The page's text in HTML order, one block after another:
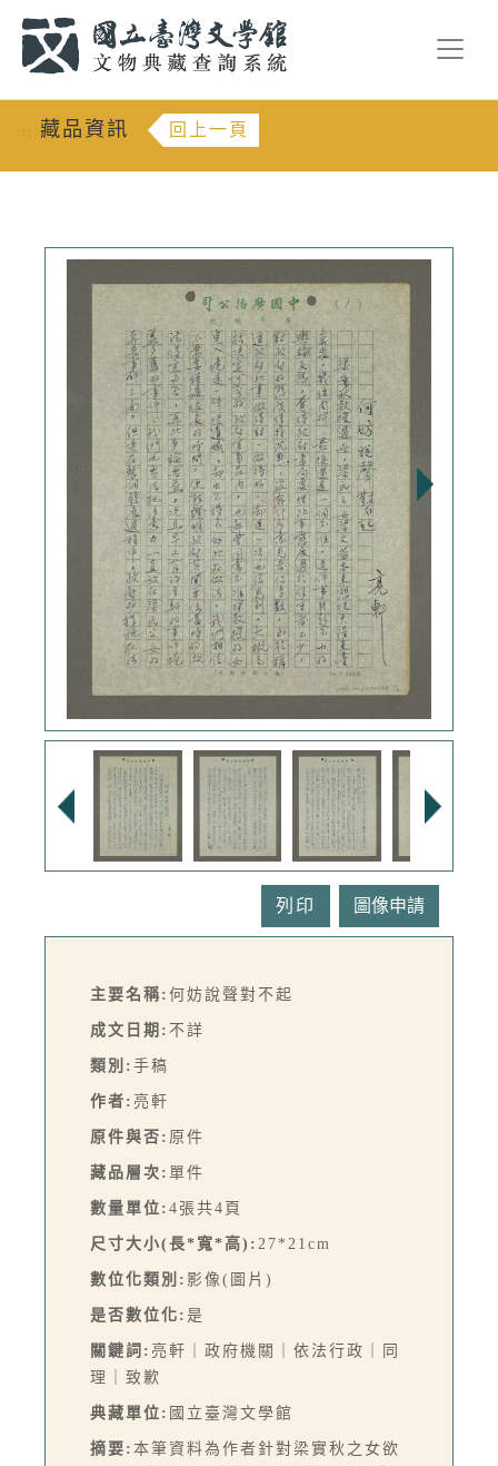
::: 藏品資訊 回上一頁
列印
主要名稱: 何妨說聲對不起
成文日期: 不詳
類別: 手稿
作者: 亮軒
原件與否: 原件
藏品層次: 單件
數量單位: 4張共4頁
尺寸大小(長*寬*高): 27*21cm
數位化類別: 影像(圖片)
是否數位化: 是
關鍵詞: 亮軒｜政府機關｜依法行政｜同
理｜致歉
典藏單位: 國立臺灣文學館
摘要: 本筆資料為作者針對梁實秋之女欲